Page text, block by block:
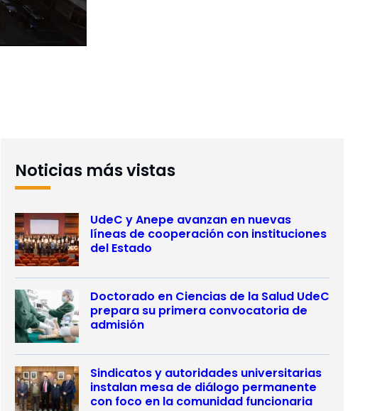
Noticias más vistas
UdeC y Anepe avanzan en nuevas
líneas de cooperación con instituciones
del Estado
Doctorado en Ciencias de la Salud UdeC
prepara su primera convocatoria de
admisión
Sindicatos y autoridades universitarias
instalan mesa de diálogo permanente
con foco en la comunidad funcionaria